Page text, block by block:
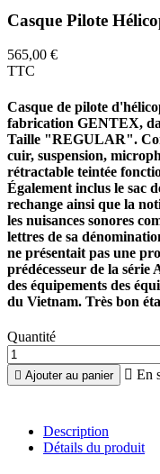
Casque Pilote
565,00 €
TTC
Casque de pilote
fabrication GENTEX,
Taille "REGULAR".
cuir, suspension,
rétractable teintée
Également inclus le sac
rechange ainsi que la
les nuisances sonores
lettres de sa
ne présentait pas une
prédécesseur de la
des équipements des
du Vietnam. Très bon
Quantité
 Ajouter au panier  En
Description
Détails du produit